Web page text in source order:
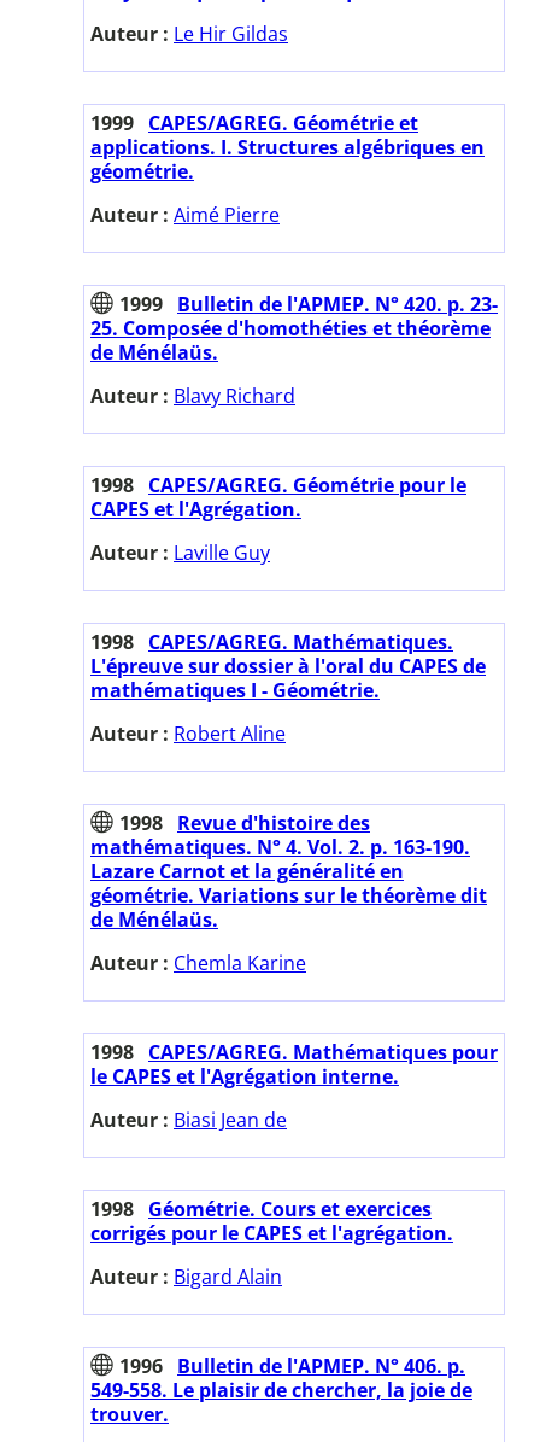
Auteur : Le Hir Gildas
1999 CAPES/AGREG. Géométrie et
applications. I. Structures algébriques en
géométrie.
Auteur : Aimé Pierre
1999 Bulletin de l'APMEP. N° 420. p. 23-
25. Composée d'homothéties et théorème
de Ménélaüs.
Auteur : Blavy Richard
1998 CAPES/AGREG. Géométrie pour le
CAPES et l'Agrégation.
Auteur : Laville Guy
1998 CAPES/AGREG. Mathématiques.
L'épreuve sur dossier à l'oral du CAPES de
mathématiques I - Géométrie.
Auteur : Robert Aline
1998 Revue d'histoire des
mathématiques. N° 4. Vol. 2. p. 163-190.
Lazare Carnot et la généralité en
géométrie. Variations sur le théorème dit
de Ménélaüs.
Auteur : Chemla Karine
1998 CAPES/AGREG. Mathématiques pour
le CAPES et l'Agrégation interne.
Auteur : Biasi Jean de
1998 Géométrie. Cours et exercices
corrigés pour le CAPES et l'agrégation.
Auteur : Bigard Alain
1996 Bulletin de l'APMEP. N° 406. p.
549-558. Le plaisir de chercher, la joie de
trouver.